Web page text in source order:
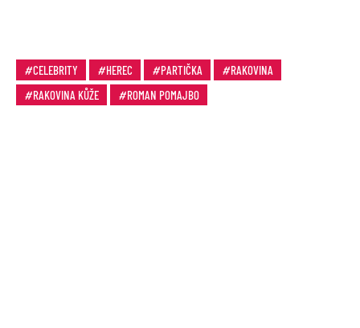
CELEBRITY HEREC PARTIČKA
RAKOVINA
RAKOVINA KŮŽE
ROMAN POMAJBO